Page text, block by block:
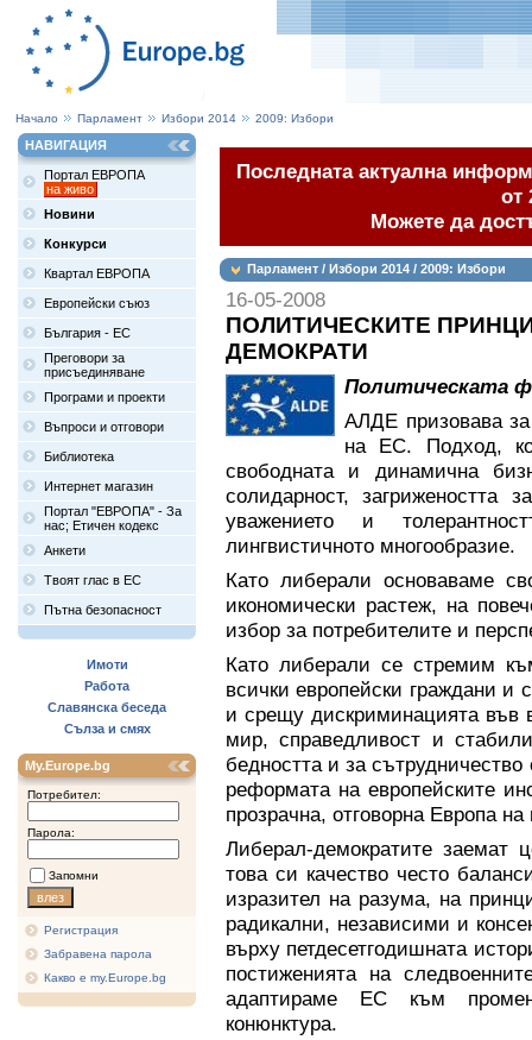
Начало Парламент Избори 2014 2009: Избори
НАВИГАЦИЯ
Портал ЕВРОПА
на живо
Новини
Конкурси
Квартал ЕВРОПА
Европейски съюз
България - ЕС
Преговори за
присъединяване
Програми и проекти
Въпроси и отговори
Библиотека
Интернет магазин
Портал "ЕВРОПА" - За
нас; Етичен кодекс
Анкети
Твоят глас в ЕС
Пътна безопасност
Имоти
Работа
Славянска беседа
Сълза и смях
My.Europe.bg
Потребител:
Парола:
Запомни
Регистрация
Забравена парола
Какво е my.Europe.bg
Последната актуална
от
Можете да
Парламент / Избори 2014 / 2009: Избори
16-05-2008
ПОЛИТИЧЕСКИТЕ
ДЕМОКРАТИ
Политическата
АЛДЕ призовава
на ЕС. Подход,
свободната и динамична
солидарност, загрижеността
уважението и
лингвистичното многообразие.
Като либерали основаваме
икономически растеж, на
избор за потребителите и
Като либерали се стремим
всички европейски граждани и
и срещу дискриминацията във
мир, справедливост и
бедността и за
реформата на европейските
прозрачна, отговорна Европа на
Либерал-демократите заемат
това си качество често
изразител на разума, на
радикални, независими и
върху петдесетгодишната
постиженията на
адаптираме ЕС към
конюнктура.